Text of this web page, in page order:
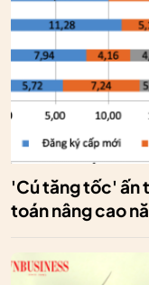
'Cú tăng tốc' ấn
toán nâng cao